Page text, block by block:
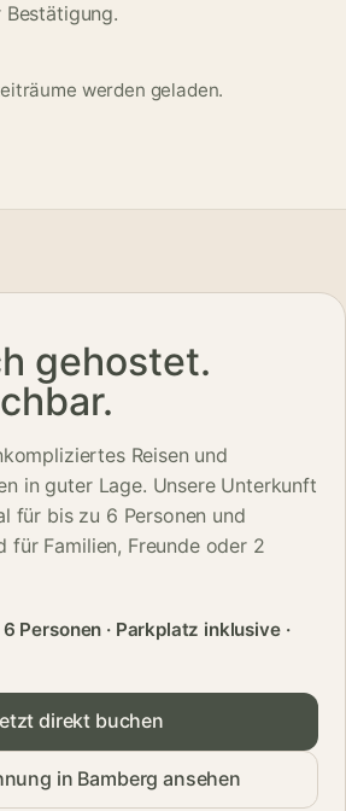
werden geladen.
gehostet.
Reisen und
in guter Lage. Unsere Unterkunft
für bis zu 6 Personen und
für Familien, Freunde oder 2
Personen · Parkplatz inklusive ·
direkt buchen
in Bamberg ansehen